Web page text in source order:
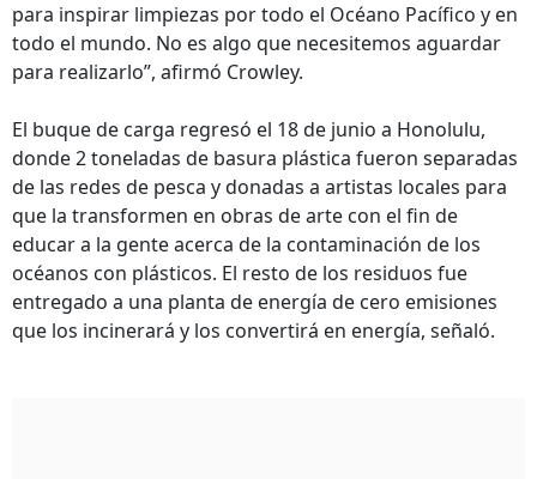
para inspirar limpiezas por todo el Océano Pacífico y en
todo el mundo. No es algo que necesitemos aguardar
para realizarlo”, afirmó Crowley.
El buque de carga regresó el 18 de junio a Honolulu,
donde 2 toneladas de basura plástica fueron separadas
de las redes de pesca y donadas a artistas locales para
que la transformen en obras de arte con el fin de
educar a la gente acerca de la contaminación de los
océanos con plásticos. El resto de los residuos fue
entregado a una planta de energía de cero emisiones
que los incinerará y los convertirá en energía, señaló.